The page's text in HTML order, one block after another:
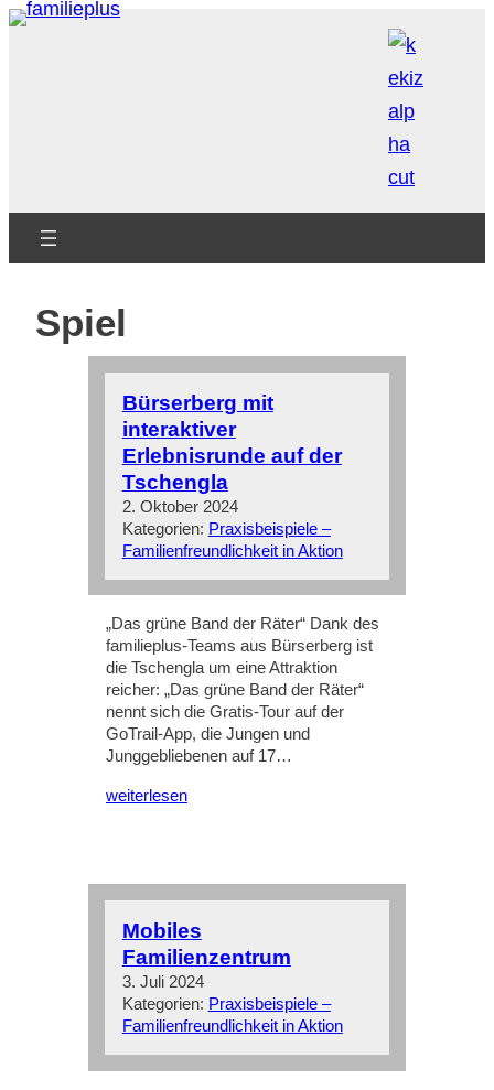
Zum
Spiel
Bürserberg mit
interaktiver
Erlebnisrunde auf der
Tschengla
2. Oktober 2024
Kategorien: Praxisbeispiele –
Familienfreundlichkeit in Aktion
„Das grüne Band der Räter“ Dank des
familieplus-Teams aus Bürserberg ist
die Tschengla um eine Attraktion
reicher: „Das grüne Band der Räter“
nennt sich die Gratis-Tour auf der
GoTrail-App, die Jungen und
Junggebliebenen auf 17…
weiterlesen
Mobiles
Familienzentrum
3. Juli 2024
Kategorien: Praxisbeispiele –
Familienfreundlichkeit in Aktion